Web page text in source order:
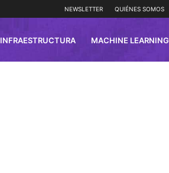
NEWSLETTER QUIÉNES SOMOS
INFRAESTRUCTURA MACHINE LEARNING